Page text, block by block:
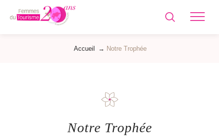
Accueil → Notre Trophée
Notre Trophée